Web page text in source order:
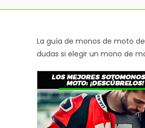
La guía de monos de moto
dudas si elegir un mono de